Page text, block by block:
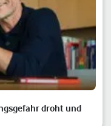
droht und